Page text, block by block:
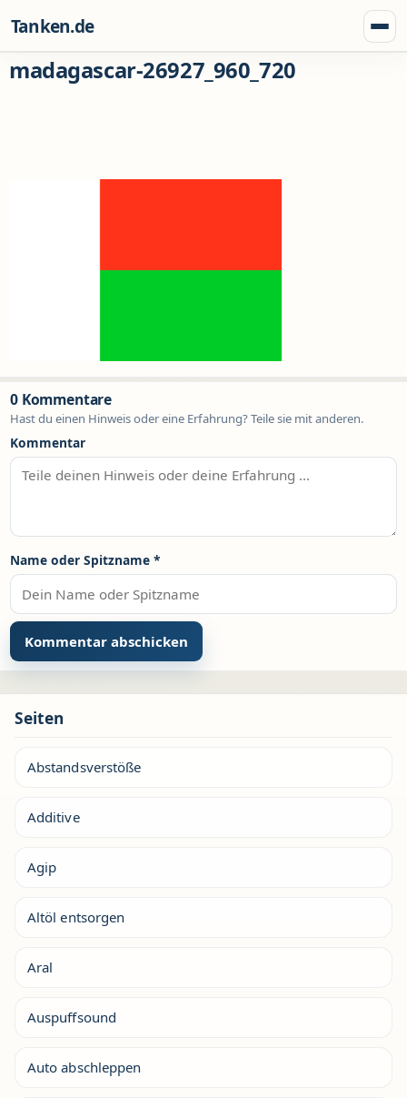
Tanken.de
madagascar-26927_960_720
0 Kommentare
Hast du einen Hinweis oder eine Erfahrung? Teile sie mit anderen.
Kommentar
Name oder Spitzname *
Seiten
Abstandsverstöße
Additive
Agip
Altöl entsorgen
Aral
Auspuffsound
Auto abschleppen